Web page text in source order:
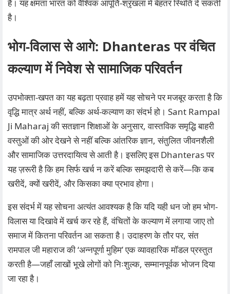
है। यह क्षमता भारत को वैश्विक आपूर्ति‑श्रृंखला में बेहतर स्थिति दे सकती
है।
भोग-विलास से आगे: Dhanteras पर वंचित
कल्याण में निवेश से सामाजिक परिवर्तन
उपभोक्ता‑खपत का यह बढ़ता प्रवाह हमें यह सोचने पर मजबूर करता है कि
वृद्धि मात्र अर्थ नहीं, बल्कि अर्थ‑कल्याण का संदर्भ हो। Sant Rampal
Ji Maharajकी सतज्ञान शिक्षाओं के अनुसार, वास्तविक समृद्धि बाहरी
वस्तुओं की ओर देखने से नहीं बल्कि आंतरिक ज्ञान, संतुलित जीवनशैली
और सामाजिक उत्तरदायित्व से आती है। इसलिए इस Dhanteras पर
यह ज़रूरी है कि हम सिर्फ खर्च न करें बल्कि समझदारी से करें—कि कब
खरीदें, क्यों खरीदें, और किसका क्या प्रभाव होगा।
इस संदर्भ में यह सोचना अत्यंत आवश्यक है कि यदि यही धन जो हम भोग-
विलास या दिखावे में खर्च कर रहे हैं, वंचितों के कल्याण में लगाया जाए तो
समाज में कितना परिवर्तन आ सकता है। उदाहरण के तौर पर, संत
रामपाल जी महाराज की ‘अन्नपूर्णा मुहिम’ एक व्यावहारिक मॉडल प्रस्तुत
करती है—जहाँ लाखों भूखे लोगों को निःशुल्क, सम्मानपूर्वक भोजन दिया
जा रहा है।